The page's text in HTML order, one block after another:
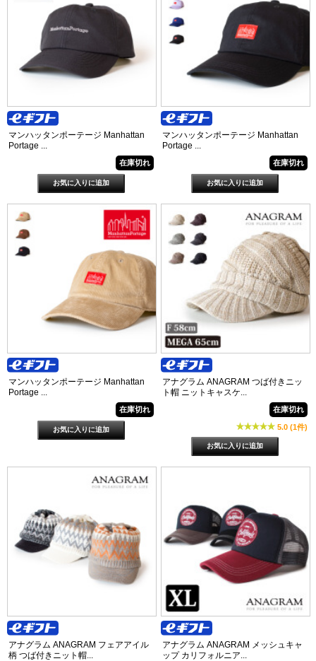
マンハッタンポーテージ Manhattan
Portage ...
在庫切れ
マンハッタンポーテージ Manhattan
Portage ...
在庫切れ
マンハッタンポーテージ Manhattan
Portage ...
在庫切れ
アナグラム ANAGRAM つば付きニッ
ト帽 ニットキャスケ...
在庫切れ
5.0 (1件)
アナグラム ANAGRAM フェアアイル
柄 つば付きニット帽...
アナグラム ANAGRAM メッシュキャ
ップ カリフォルニア...